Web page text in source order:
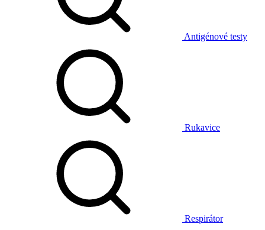
Antigénové testy
Rukavice
Respirátor